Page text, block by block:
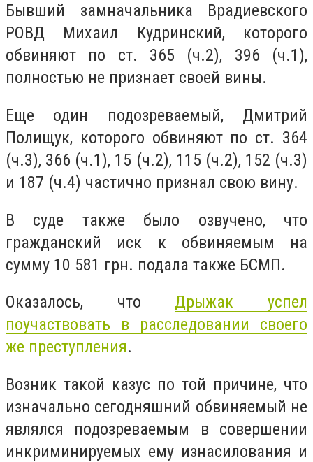
Бывший замначальника Врадиевского
РОВД Михаил Кудринский, которого
обвиняют по ст. 365 (ч.2), 396 (ч.1),
полностью не признает своей вины.
Еще один подозреваемый, Дмитрий
Полищук, которого обвиняют по ст. 364
(ч.3), 366 (ч.1), 15 (ч.2), 115 (ч.2), 152 (ч.3)
и 187 (ч.4) частично признал свою вину.
В суде также было озвучено, что
гражданский иск к обвиняемым на
сумму 10 581 грн. подала также БСМП.
Оказалось, что Дрыжак успел
поучаствовать в расследовании своего
же преступления.
Возник такой казус по той причине, что
изначально сегодняшний обвиняемый не
являлся подозреваемым в совершении
инкриминируемых ему изнасилования и